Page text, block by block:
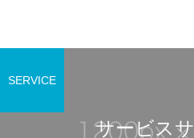
サービス
SERVICE